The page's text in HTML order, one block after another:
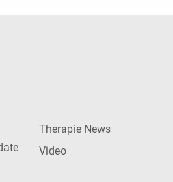
Therapie News
Video